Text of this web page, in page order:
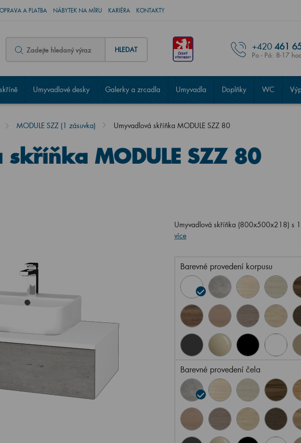
A PLATBA NÁBYTEK NA MÍRU KARIÉRA KONTAKTY
HLEDAT +420 461
Po - Pá: 8-17
Umyvadlové desky Galerky a zrcadla Umyvadla Doplňky WC
MODULE SZZ (1 zásuvka) Umyvadlová skříňka MODULE SZZ 80
MODULE SZZ 80
Umyvadlová skříňka (800x500x218) s
více
Barevné provedení korpusu
Barevné provedení čela